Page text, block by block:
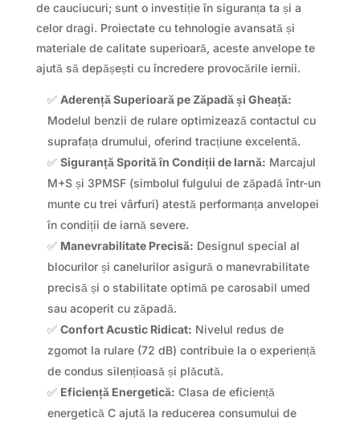
de cauciucuri; sunt o investiție în siguranța ta și a
celor dragi. Proiectate cu tehnologie avansată și
materiale de calitate superioară, aceste anvelope te
ajută să depășești cu încredere provocările iernii.
✅ Aderență Superioară pe Zăpadă și Gheață:
Modelul benzii de rulare optimizează contactul cu
suprafața drumului, oferind tracțiune excelentă.
✅ Siguranță Sporită în Condiții de Iarnă: Marcajul
M+S și 3PMSF (simbolul fulgului de zăpadă într-un
munte cu trei vârfuri) atestă performanța anvelopei
în condiții de iarnă severe.
✅ Manevrabilitate Precisă: Designul special al
blocurilor și canelurilor asigură o manevrabilitate
precisă și o stabilitate optimă pe carosabil umed
sau acoperit cu zăpadă.
✅ Confort Acustic Ridicat: Nivelul redus de
zgomot la rulare (72 dB) contribuie la o experiență
de condus silențioasă și plăcută.
✅ Eficiență Energetică: Clasa de eficiență
energetică C ajută la reducerea consumului de